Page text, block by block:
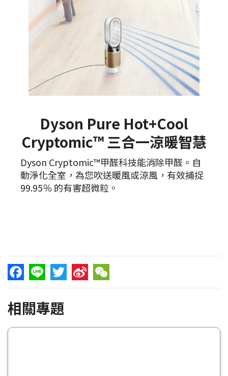
Dyson Pure Hot+Cool
Cryptomic™ 三合一涼暖智慧
Dyson Cryptomic™甲醛科技能消除甲醛。自
動淨化全室，為您吹送暖風或涼風，有效捕捉
99.95％ 的有害超微粒。
Facebook
Line TwitterSina WeChat
相關專題